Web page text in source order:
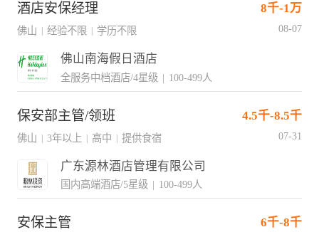
酒店安保经理 8千-1万
佛山 经验不限 学历不限 08-07
佛山南海假日酒店
全服务中档酒店/4星级 | 100-499人
保安部主管/领班 4.5千-8.5千
佛山 | 3年以上 | 高中 | 提供食宿 07-31
广东源林酒店管理有限公司
国内高端酒店/5星级 | 100-499人
安保主管 6千-8千